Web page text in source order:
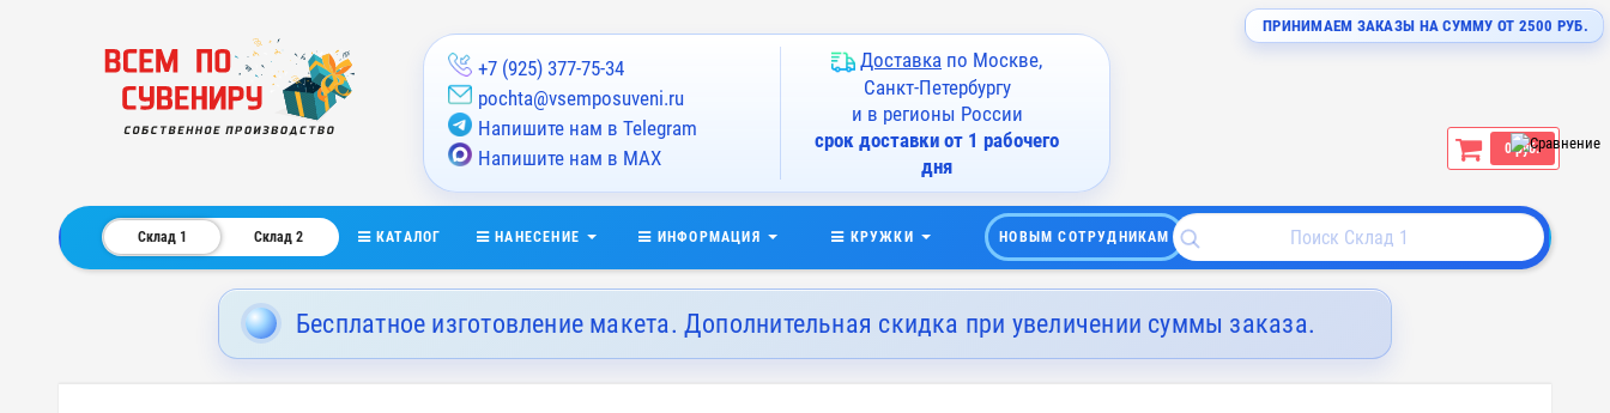
ПРИНИМАЕМ ЗАКАЗЫ НА СУММУ ОТ 2500 РУБ.
+7 (925) 377-75-34
pochta@vsemposuveni.ru
Напишите нам в Telegram
Напишите нам в MAX
Доставка по Москве,
Санкт-Петербургу
и в регионы России
срок доставки от 1 рабочего
дня
0 руб.
Склад 1 Склад 2 КАТАЛОГ НАНЕСЕНИЕ ИНФОРМАЦИЯ КРУЖКИ НОВЫМ СОТРУДНИКАМ
Бесплатное изготовление макета. Дополнительная скидка при увеличении суммы заказа.